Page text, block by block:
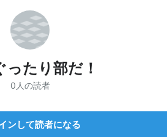
ったり部だ！
0人の読者
ンして読者になる